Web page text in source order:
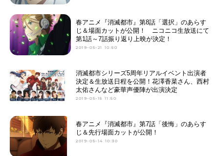
春アニメ『消滅都市』第8話「選択」のあらす
じ＆場面カットが公開！ ニコニコ生放送にて
第1話～7話振り返り上映が決定！
2019-05-21 10:50
消滅都市シリーズ5周年リアルイベント出演者
決定＆生放送日程を公開！花澤香菜さん、西村
太佑さんなど豪華声優陣が出演決定
2019-05-15 11:50
春アニメ『消滅都市』第7話「後悔」のあらす
じ＆先行場面カットが公開！
2019-05-14 10:30